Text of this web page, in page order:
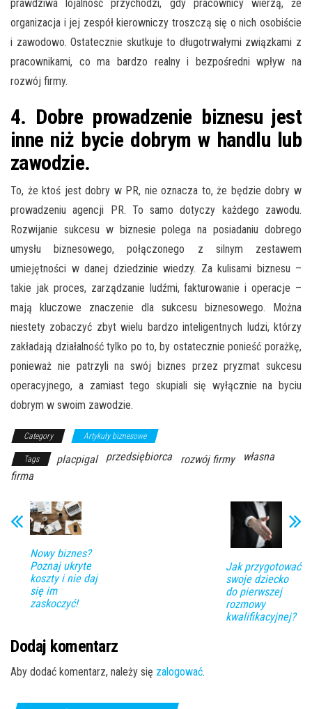
prawdziwa lojalność przychodzi, gdy pracownicy wierzą, że
organizacja i jej zespół kierowniczy troszczą się o nich osobiście
i zawodowo. Ostatecznie skutkuje to długotrwałymi związkami z
pracownikami, co ma bardzo realny i bezpośredni wpływ na
rozwój firmy.
4. Dobre prowadzenie biznesu jest
inne niż bycie dobrym w handlu lub
zawodzie.
To, że ktoś jest dobry w PR, nie oznacza to, że będzie dobry w
prowadzeniu agencji PR. To samo dotyczy każdego zawodu.
Rozwijanie sukcesu w biznesie polega na posiadaniu dobrego
umysłu biznesowego, połączonego z silnym zestawem
umiejętności w danej dziedzinie wiedzy. Za kulisami biznesu –
takie jak proces, zarządzanie ludźmi, fakturowanie i operacje –
mają kluczowe znaczenie dla sukcesu biznesowego. Można
niestety zobaczyć zbyt wielu bardzo inteligentnych ludzi, którzy
zakładają działalność tylko po to, by ostatecznie ponieść porażkę,
ponieważ nie patrzyli na swój biznes przez pryzmat sukcesu
operacyjnego, a zamiast tego skupiali się wyłącznie na byciu
dobrym w swoim zawodzie.
Category Artykuły biznesowe
Tags placpigal przedsiębiorca rozwój firmy
własna
firma
Nowy biznes?
Poznaj ukryte
koszty i nie daj
się im
zaskoczyć!
Jak przygotować
swoje dziecko
do pierwszej
rozmowy
kwalifikacyjnej?
Dodaj komentarz
Aby dodać komentarz, należy się zalogować.